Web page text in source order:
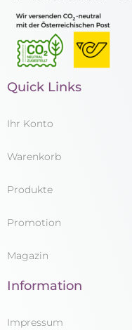
Quick Links
Ihr Konto
Warenkorb
Produkte
Promotion
Magazin
Information
Impressum